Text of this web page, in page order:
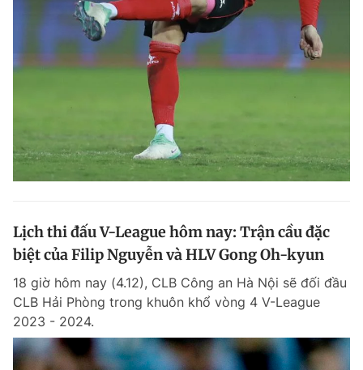
Lịch thi đấu V-League hôm nay: Trận cầu đặc
biệt của Filip Nguyễn và HLV Gong Oh-kyun
18 giờ hôm nay (4.12), CLB Công an Hà Nội sẽ đối đầu
CLB Hải Phòng trong khuôn khổ vòng 4 V-League
2023 - 2024.